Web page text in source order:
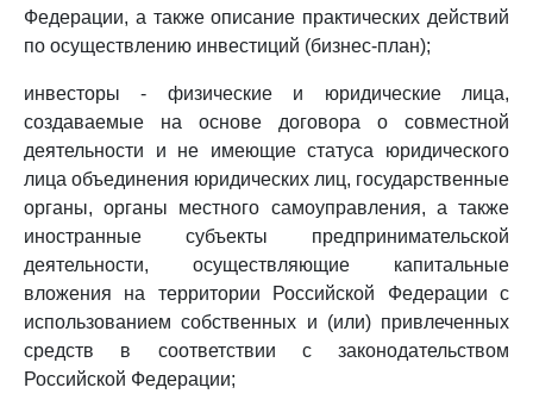
Федерации, а также описание практических действий
по осуществлению инвестиций (бизнес-план);
инвесторы - физические и юридические лица,
создаваемые на основе договора о совместной
деятельности и не имеющие статуса юридического
лица объединения юридических лиц, государственные
органы, органы местного самоуправления, а также
иностранные субъекты предпринимательской
деятельности, осуществляющие капитальные
вложения на территории Российской Федерации с
использованием собственных и (или) привлеченных
средств в соответствии с законодательством
Российской Федерации;